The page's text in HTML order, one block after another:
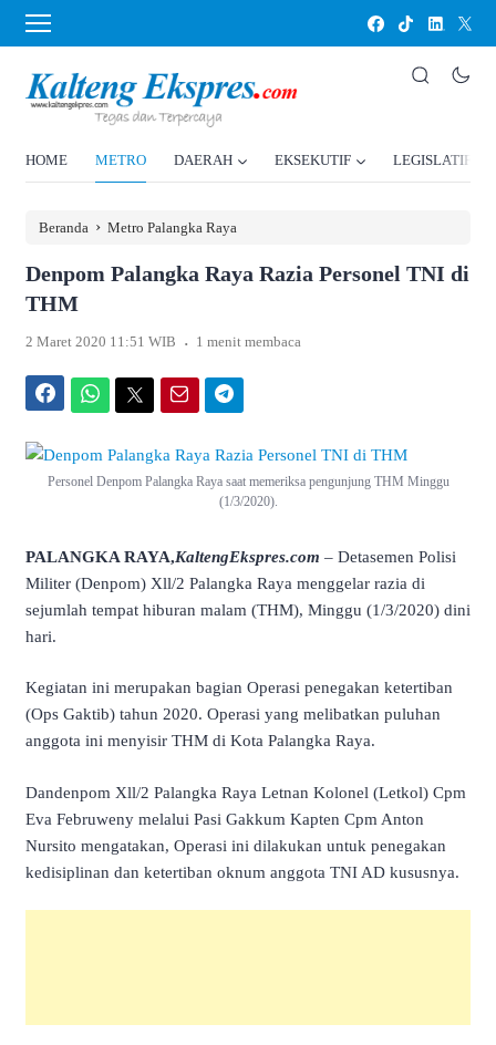
HOME METRO DAERAH EKSEKUTIF LEGISLATIF
Beranda › Metro Palangka Raya
Denpom Palangka Raya Razia Personel TNI di
THM
2 Maret 2020 11:51 WIB . 1 menit membaca
Personel Denpom Palangka Raya saat memeriksa pengunjung THM Minggu
(1/3/2020).
PALANGKA RAYA,KaltengEkspres.com – Detasemen Polisi
Militer (Denpom) Xll/2 Palangka Raya menggelar razia di
sejumlah tempat hiburan malam (THM), Minggu (1/3/2020) dini
hari.
Kegiatan ini merupakan bagian Operasi penegakan ketertiban
(Ops Gaktib) tahun 2020. Operasi yang melibatkan puluhan
anggota ini menyisir THM di Kota Palangka Raya.
Dandenpom Xll/2 Palangka Raya Letnan Kolonel (Letkol) Cpm
Eva Februweny melalui Pasi Gakkum Kapten Cpm Anton
Nursito mengatakan, Operasi ini dilakukan untuk penegakan
kedisiplinan dan ketertiban oknum anggota TNI AD kususnya.